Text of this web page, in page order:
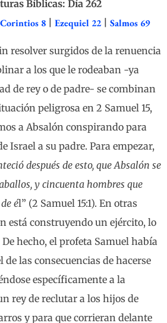
Bíblicas: Día 262
8 Ezequiel 22| Salmos 69
resolver surgidos de la renuencia
a los que le rodeaban -ya
de rey o de padre- se combinan
peligrosa en 2 Samuel 15,
a Absalón conspirando para
Israel a su padre. Para empezar,
después de esto, que Absalón se
y cincuenta hombres que
él” (2 Samuel 15:1). En otras
está construyendo un ejército, lo
hecho, el profeta Samuel había
las consecuencias de hacerse
específicamente a la
rey de reclutar a los hijos de
y para que corrieran delante